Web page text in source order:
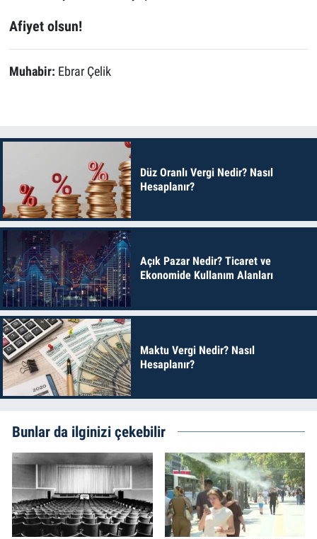
Afiyet olsun!
Muhabir: Ebrar Çelik
Düz Oranlı Vergi Nedir? Nasıl
Hesaplanır?
Açık Pazar Nedir? Ticaret ve
Ekonomide Kullanım Alanları
Maktu Vergi Nedir? Nasıl
Hesaplanır?
Bunlar da ilginizi çekebilir